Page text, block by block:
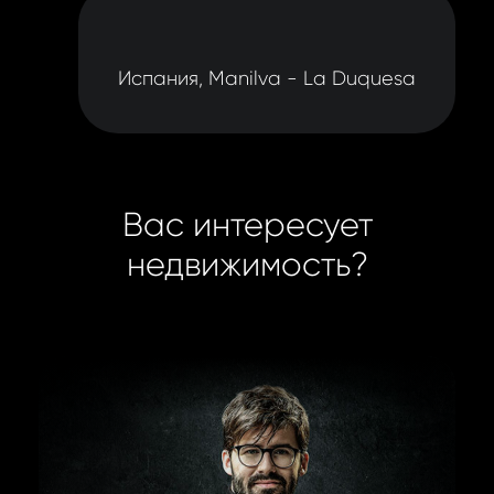
Испания, Manilva - La Duquesa
Вас интересует
недвижимость?